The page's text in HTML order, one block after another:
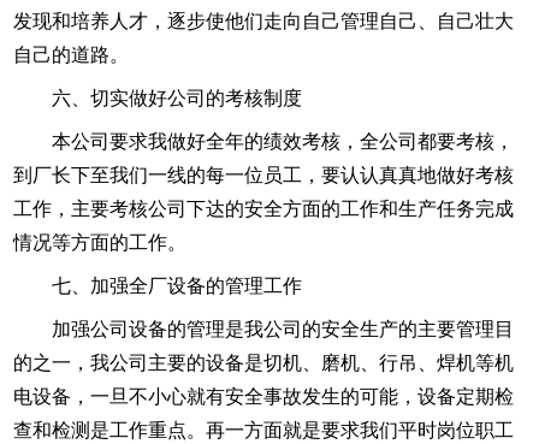
发现和培养人才，逐步使他们走向自己管理自己、自己壮大
自己的道路。
六、切实做好公司的考核制度
本公司要求我做好全年的绩效考核，全公司都要考核，
到厂长下至我们一线的每一位员工，要认认真真地做好考核
工作，主要考核公司下达的安全方面的工作和生产任务完成
情况等方面的工作。
七、加强全厂设备的管理工作
加强公司设备的管理是我公司的安全生产的主要管理目
的之一，我公司主要的设备是切机、磨机、行吊、焊机等机
电设备，一旦不小心就有安全事故发生的可能，设备定期检
查和检测是工作重点。再一方面就是要求我们平时岗位职工